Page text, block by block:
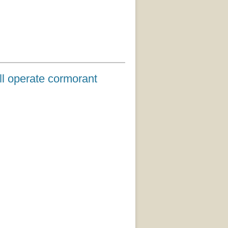
operate cormorant